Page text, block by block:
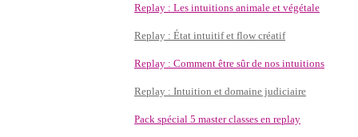
Replay : Les intuitions animale et végétale
Replay : État intuitif et flow créatif
Replay : Comment être sûr de nos intuitions
Replay : Intuition et domaine judiciaire
Pack spécial 5 master classes en replay